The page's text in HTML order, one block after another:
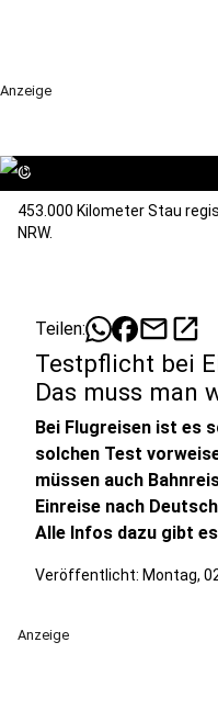
Anzeige
©
453.000 Kilometer Stau
NRW.
Teilen: mailopen_in_new
Testpflicht bei
Das muss man
Bei Flugreisen ist es
solchen Test
müssen auch
Einreise nach
Alle Infos dazu gibt
Veröffentlicht: Montag,
Anzeige